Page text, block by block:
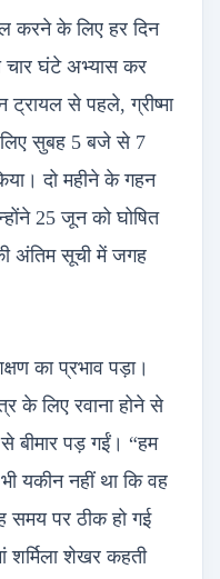
करने के लिए हर दिन
घंटे अभ्यास कर
से पहले, ग्रीष्मा
सुबह 5 बजे से 7
दो महीने के गहन
25 जून को घोषित
अंतिम सूची में जगह
का प्रभाव पड़ा।
के लिए रवाना होने से
बीमार पड़ गईं। “हम
यकीन नहीं था कि वह
समय पर ठीक हो गई
शर्मिला शेखर कहती